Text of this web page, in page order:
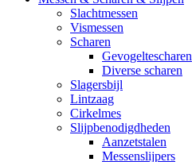
Slachtmessen
Vismessen
Scharen
Gevogeltescharen
Diverse scharen
Slagersbijl
Lintzaag
Cirkelmes
Slijpbenodigdheden
Aanzetstalen
Messenslijpers